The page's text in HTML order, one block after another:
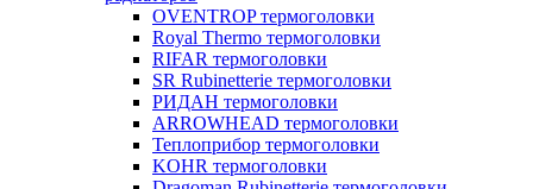
OVENTROP термоголовки
Royal Thermo термоголовки
RIFAR термоголовки
SR Rubinetterie термоголовки
РИДАН термоголовки
ARROWHEAD термоголовки
Теплоприбор термоголовки
KOHR термоголовки